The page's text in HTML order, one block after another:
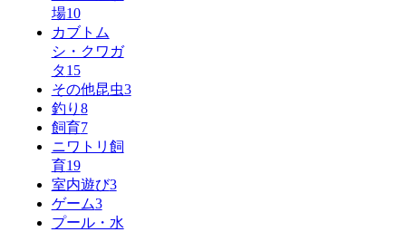
場10
カブトム
シ・クワガ
タ15
その他昆虫3
釣り 8
飼育7
ニワトリ飼
育19
室内遊び3
ゲーム3
プール・水